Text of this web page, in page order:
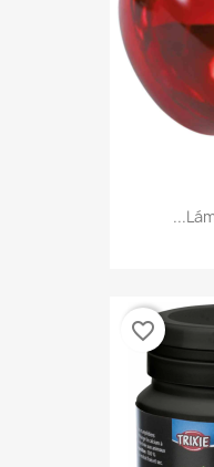
favorite_border